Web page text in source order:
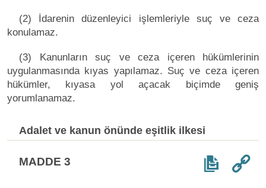
(2) İdarenin düzenleyici işlemleriyle suç ve ceza
konulamaz.
(3) Kanunların suç ve ceza içeren hükümlerinin
uygulanmasında kıyas yapılamaz. Suç ve ceza içeren
hükümler, kıyasa yol açacak biçimde geniş
yorumlanamaz.
Adalet ve kanun önünde eşitlik ilkesi
MADDE 3